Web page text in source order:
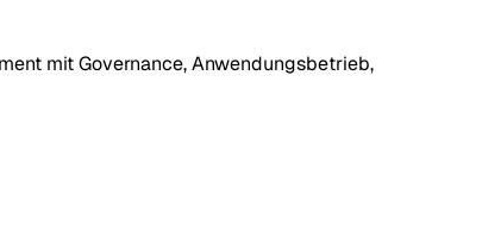
mit Governance, Anwendungsbetrieb,